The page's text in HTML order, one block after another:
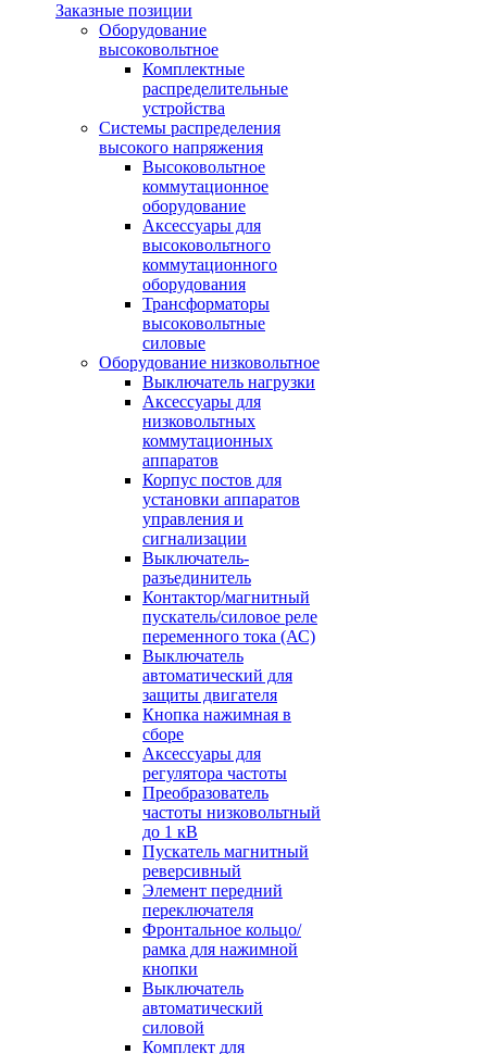
Заказные позиции
Оборудование
высоковольтное
Комплектные
распределительные
устройства
Системы распределения
высокого напряжения
Высоковольтное
коммутационное
оборудование
Аксессуары для
высоковольтного
коммутационного
оборудования
Трансформаторы
высоковольтные
силовые
Оборудование низковольтное
Выключатель нагрузки
Аксессуары для
низковольтных
коммутационных
аппаратов
Корпус постов для
установки аппаратов
управления и
сигнализации
Выключатель-
разъединитель
Контактор/магнитный
пускатель/силовое реле
переменного тока (АС)
Выключатель
автоматический для
защиты двигателя
Кнопка нажимная в
сборе
Аксессуары для
регулятора частоты
Преобразователь
частоты низковольтный
до 1 кВ
Пускатель магнитный
реверсивный
Элемент передний
переключателя
Фронтальное кольцо/
рамка для нажимной
кнопки
Выключатель
автоматический
силовой
Комплект для